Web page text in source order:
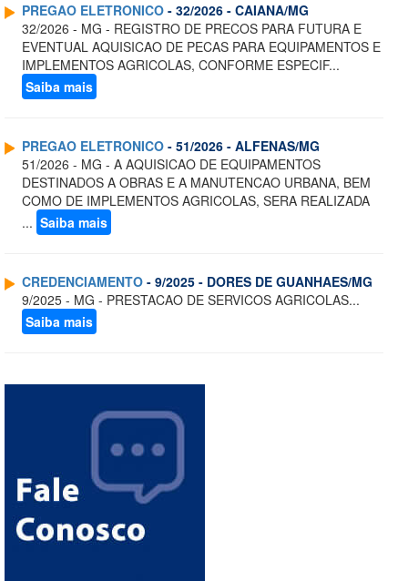
PREGAO ELETRONICO - 32/2026 - CAIANA/MG
32/2026 - MG - REGISTRO DE PRECOS PARA FUTURA E
EVENTUAL AQUISICAO DE PECAS PARA EQUIPAMENTOS E
IMPLEMENTOS AGRICOLAS, CONFORME ESPECIF...
Saiba mais
PREGAO ELETRONICO - 51/2026 - ALFENAS/MG
51/2026 - MG - A AQUISICAO DE EQUIPAMENTOS
DESTINADOS A OBRAS E A MANUTENCAO URBANA, BEM
COMO DE IMPLEMENTOS AGRICOLAS, SERA REALIZADA
... Saiba mais
CREDENCIAMENTO - 9/2025 - DORES DE GUANHAES/MG
9/2025 - MG - PRESTACAO DE SERVICOS AGRICOLAS...
Saiba mais